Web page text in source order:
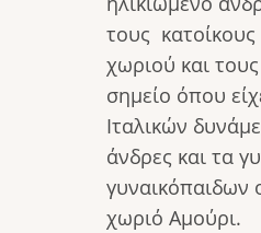
τους
χωριού και
σημείο όπου
Ιταλικών
άνδρες και τα
γυναικόπαιδων
χωριό Αμούρι.